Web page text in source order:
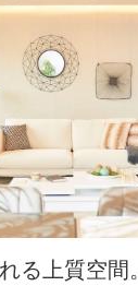
る上質空間。